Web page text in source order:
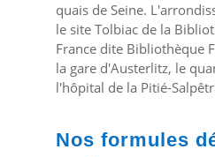
quais de Seine.
le site Tolbiac de la
France dite Bibliothèque
la gare d'Austerlitz, le
l'hôpital de la Pitié-
Nos formules